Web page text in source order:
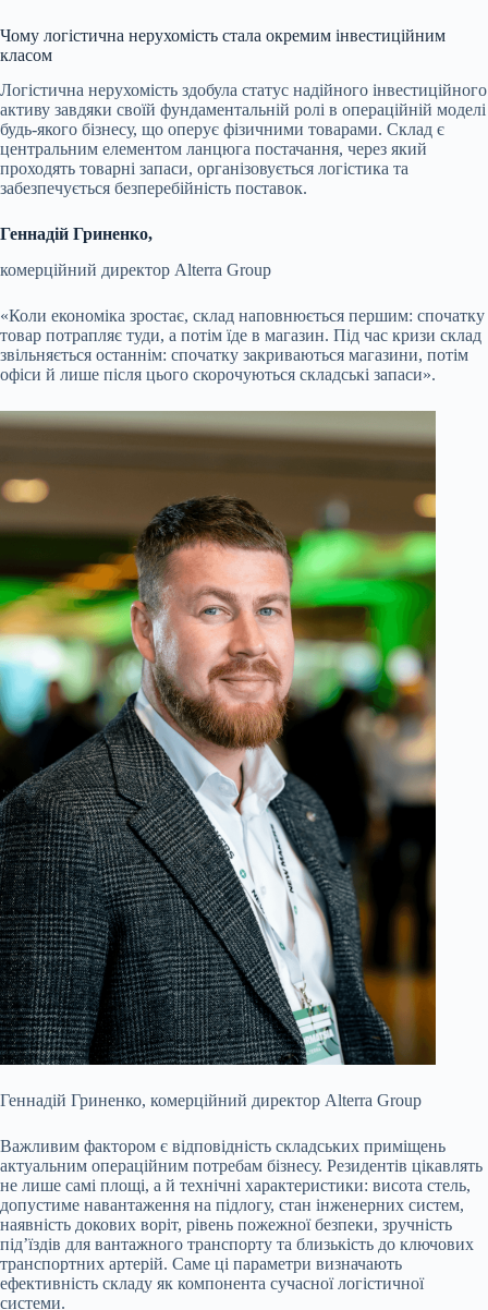
Чому логістична нерухомість стала окремим інвестиційним
класом
Логістична нерухомість здобула статус надійного інвестиційного
активу завдяки своїй фундаментальній ролі в операційній моделі
будь-якого бізнесу, що оперує фізичними товарами. Склад є
центральним елементом ланцюга постачання, через який
проходять товарні запаси, організовується логістика та
забезпечується безперебійність поставок.
Геннадій Гриненко,
комерційний директор Alterra Group
«Коли економіка зростає, склад наповнюється першим: спочатку
товар потрапляє туди, а потім їде в магазин. Під час кризи склад
звільняється останнім: спочатку закриваються магазини, потім
офіси й лише після цього скорочуються складські запаси».
Геннадій Гриненко, комерційний директор Alterra Group
Важливим фактором є відповідність складських приміщень
актуальним операційним потребам бізнесу. Резидентів цікавлять
не лише самі площі, а й технічні характеристики: висота стель,
допустиме навантаження на підлогу, стан інженерних систем,
наявність докових воріт, рівень пожежної безпеки, зручність
під’їздів для вантажного транспорту та близькість до ключових
транспортних артерій. Саме ці параметри визначають
ефективність складу як компонента сучасної логістичної
системи.